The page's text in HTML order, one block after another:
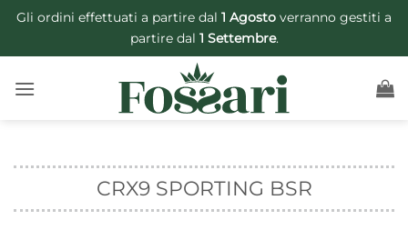
Salta
contenuti
Gli ordini effettuati a partire dal 1 Agosto verranno gestiti a
partire dal 1 Settembre.
CRX9 SPORTING BSR